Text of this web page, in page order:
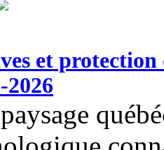
et protection
2026